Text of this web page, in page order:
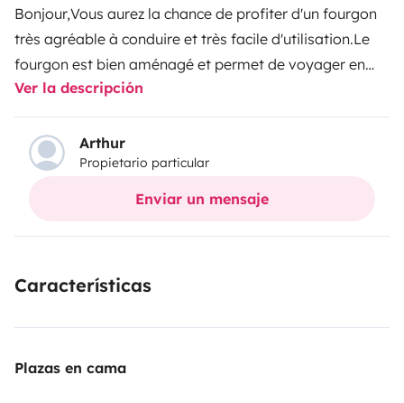
Bonjour,Vous aurez la chance de profiter d'un fourgon
très agréable à conduire et très facile d'utilisation.Le
fourgon est bien aménagé et permet de voyager en
toute sécurité.Nous avons voyagé à très nombreux
endroits été comme hiver sans aucun problèmes.Nous
pouvons adapter le fourgon suivant vos demandes.
est possible de venir déposer le fourgon à différents
endroits endroits pour votre départ.
l'abri et dans un endroit fermé .N'hésitez pas =)
Ver la descripción
Arthur
Propietario particular
Enviar un mensaje
Características
Plazas en cama